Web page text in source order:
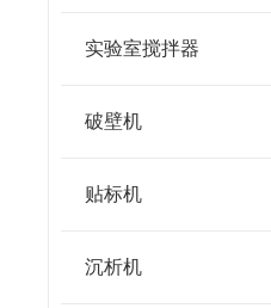
实验室搅拌器
破壁机
贴标机
沉析机